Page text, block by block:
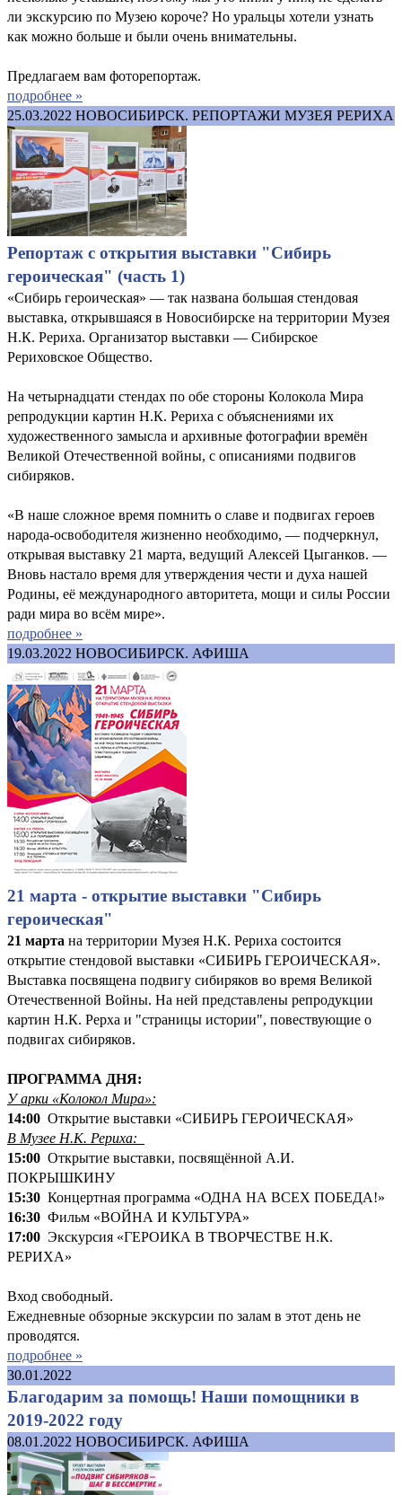
ли экскурсию по Музею короче? Но уральцы хотели узнать
как можно больше и были очень внимательны.
Предлагаем вам фоторепортаж.
подробнее »
25.03.2022 НОВОСИБИРСК. РЕПОРТАЖИ МУЗЕЯ РЕРИХА
Репортаж с открытия выставки "Сибирь
героическая" (часть 1)
«Сибирь героическая» — так названа большая стендовая
выставка, открывшаяся в Новосибирске на территории Музея
Н.К. Рериха. Организатор выставки — Сибирское
Рериховское Общество.
На четырнадцати стендах по обе стороны Колокола Мира
репродукции картин Н.К. Рериха с объяснениями их
художественного замысла и архивные фотографии времён
Великой Отечественной войны, с описаниями подвигов
сибиряков.
«В наше сложное время помнить о славе и подвигах героев
народа-освободителя жизненно необходимо, — подчеркнул,
открывая выставку 21 марта, ведущий Алексей Цыганков. —
Вновь настало время для утверждения чести и духа нашей
Родины, её международного авторитета, мощи и силы России
ради мира во всём мире».
подробнее »
19.03.2022 НОВОСИБИРСК. АФИША
21 марта - открытие выставки "Сибирь
героическая"
21 марта на территории Музея Н.К. Рериха состоится
открытие стендовой выставки «СИБИРЬ ГЕРОИЧЕСКАЯ».
Выставка посвящена подвигу сибиряков во время Великой
Отечественной Войны. На ней представлены репродукции
картин Н.К. Рерха и "страницы истории", повествующие о
подвигах сибиряков.
ПРОГРАММА ДНЯ:
У арки «Колокол Мира»:
14:00 Открытие выставки «СИБИРЬ ГЕРОИЧЕСКАЯ»
В Музее Н.К. Рериха:
15:00 Открытие выставки, посвящённой А.И.
ПОКРЫШКИНУ
15:30 Концертная программа «ОДНА НА ВСЕХ ПОБЕДА!»
16:30 Фильм «ВОЙНА И КУЛЬТУРА»
17:00 Экскурсия «ГЕРОИКА В ТВОРЧЕСТВЕ Н.К.
РЕРИХА»
Вход свободный.
Ежедневные обзорные экскурсии по залам в этот день не
проводятся.
подробнее »
30.01.2022
Благодарим за помощь! Наши помощники в
2019-2022 году
08.01.2022 НОВОСИБИРСК. АФИША